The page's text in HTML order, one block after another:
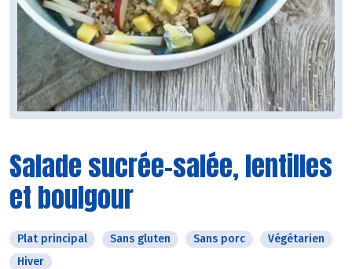
Salade sucrée-salée, lentilles
et boulgour
Plat principal Sans gluten Sans porc
Végétarien
Hiver